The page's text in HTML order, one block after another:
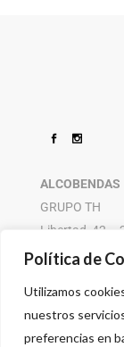
Política de
Utilizamos
nuestros
preferencias en
ALCOBENDAS
GRUPO TH
Libertad, 42 –
916 614 580 –